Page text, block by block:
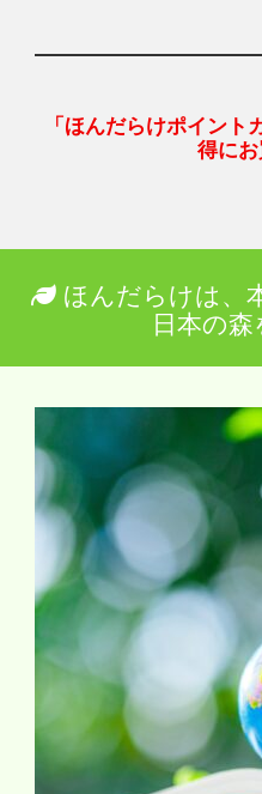
「ほんだらけポイン
得に
ほんだらけは、
日本の